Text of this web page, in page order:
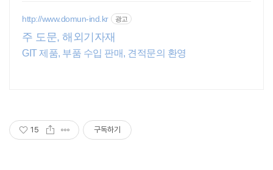
http://www.domun-ind.kr 광고
주 도문, 해외기자재
GIT 제품, 부품 수입 판매, 견적문의 환영
15 구독하기